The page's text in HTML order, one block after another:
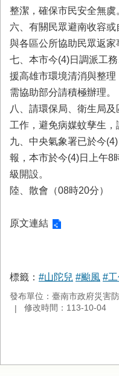
市
府
首
頁
整潔，確保市民安全無虞
六、有關民眾避南收容
與各區公所協助民眾返家
七、本市今(4)日調派工
援高雄市環境清消與整
需協助部分請積極辦理。
八、請環保局、衛生局
工作，避免病媒蚊孳生，
九、中央氣象署已於今
報，本市於今(4)日上午8
級開設。
陸、散會（08時20分）
原文連結
標籤： #山陀兒 #颱風 #
發布單位：臺南市政府災害
修改時間：113-10-04